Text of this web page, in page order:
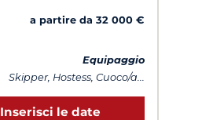
a partire da 32 000 €
Equipaggio
Skipper, Hostess, Cuoco/a...
Inserisci le date